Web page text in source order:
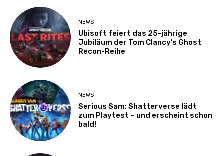
NEWS
Ubisoft feiert das 25-jährige
Jubiläum der Tom Clancy’s Ghost
Recon-Reihe
NEWS
Serious Sam: Shatterverse lädt
zum Playtest – und erscheint schon
bald!